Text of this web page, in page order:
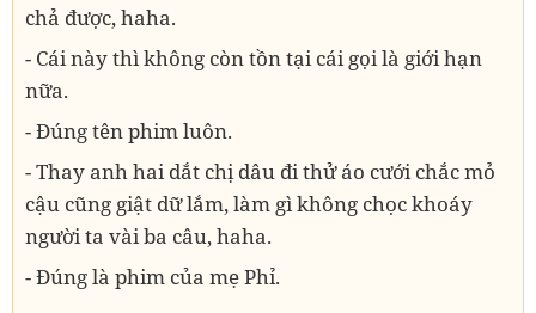
chả được, haha.
- Cái này thì không còn tồn tại cái gọi là giới hạn
nữa.
- Đúng tên phim luôn.
- Thay anh hai dắt chị dâu đi thử áo cưới chắc mỏ
cậu cũng giật dữ lắm, làm gì không chọc khoáy
người ta vài ba câu, haha.
- Đúng là phim của mẹ Phỉ.